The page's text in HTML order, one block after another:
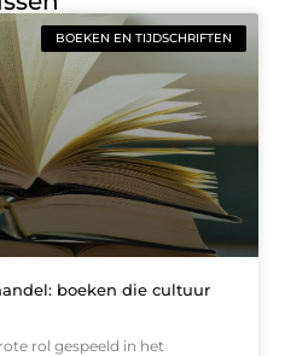
BOEKEN EN TIJDSCHRIFTEN
boeken die cultuur
rol gespeeld in het